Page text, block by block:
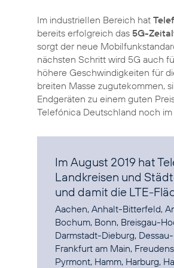
Im industriellen Bereich hat
bereits erfolgreich das 5G-
sorgt der neue
nächsten Schritt wird 5G auch
höhere Geschwindigkeiten für
breiten Masse zugutekommen,
Endgeräten zu einem guten
Telefónica Deutschland noch
Im August 2019 hat
Landkreisen und
und damit die LTE-
Aachen, Anhalt-Bitterfeld,
Bochum, Bonn, Breisgau-
Darmstadt-Dieburg,
Frankfurt am Main,
Pyrmont, Hamm, Harburg,